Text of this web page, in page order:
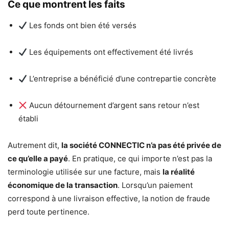
Ce que montrent les faits
Les fonds ont bien été versés
Les équipements ont effectivement été livrés
L’entreprise a bénéficié d’une contrepartie concrète
Aucun détournement d’argent sans retour n’est
établi
Autrement dit, la société CONNECTIC n’a pas été privée de
ce qu’elle a payé. En pratique, ce qui importe n’est pas la
terminologie utilisée sur une facture, mais la réalité
économique de la transaction. Lorsqu’un paiement
correspond à une livraison effective, la notion de fraude
perd toute pertinence.